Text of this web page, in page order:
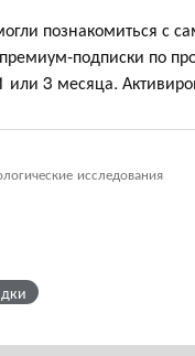
познакомиться с
подписки по
3 месяца.
исследования